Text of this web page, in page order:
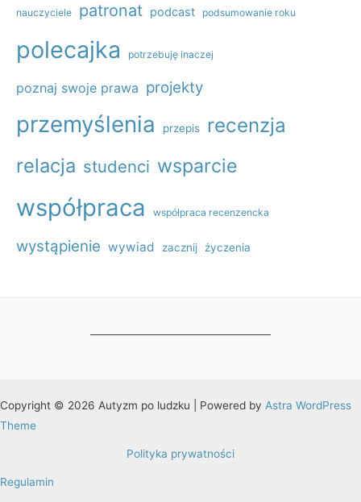
nauczyciele patronat podcast podsumowanie roku
polecajka potrzebuję inaczej
poznaj swoje prawa projekty
przemyślenia przepis
recenzja
relacja studenci wsparcie
współpraca współpraca recenzencka
wystąpienie wywiad zacznij życzenia
Copyright © 2026 Autyzm po ludzku | Powered by Astra WordPress
Theme
Polityka prywatności
Regulamin